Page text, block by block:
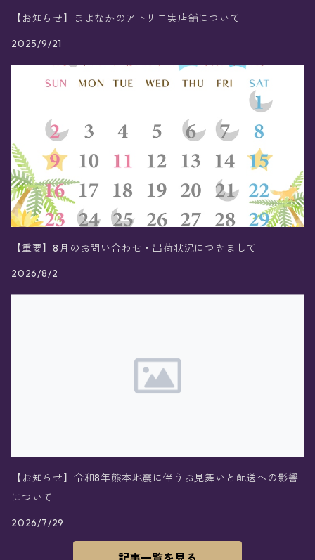
【お知らせ】まよなかのアトリエ実店舗について
2025/9/21
【重要】8月のお問い合わせ・出荷状況につきまして
2026/8/2
【お知らせ】令和8年熊本地震に伴うお見舞いと配送への影響
について
2026/7/29